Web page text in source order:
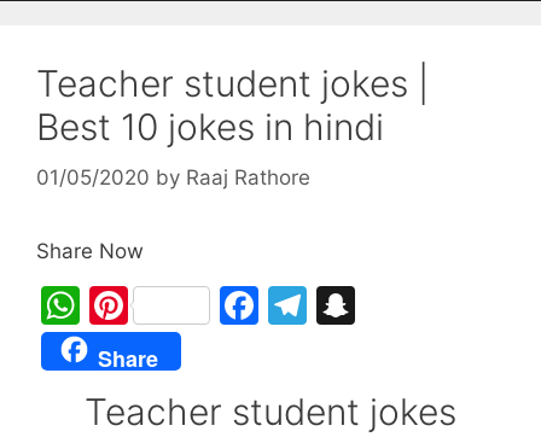
Teacher student jokes |
Best 10 jokes in hindi
01/05/2020 by Raaj Rathore
Share Now
W
h
at
s
Pi
nt
er
e
F
e
T
gr p
Share
Teacher student jokes